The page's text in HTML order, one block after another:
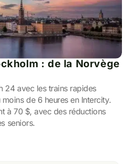
: de la Norvège
24 avec les trains rapides
de 6 heures en Intercity.
à 70 $, avec des réductions
seniors.